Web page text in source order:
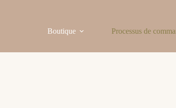
Boutique
Processus de